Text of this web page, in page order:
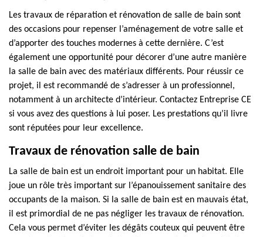
Les travaux de réparation et rénovation de salle de bain sont
des occasions pour repenser l’aménagement de votre salle et
d’apporter des touches modernes à cette dernière. C’est
également une opportunité pour décorer d’une autre manière
la salle de bain avec des matériaux différents. Pour réussir ce
projet, il est recommandé de s’adresser à un professionnel,
notamment à un architecte d’intérieur. Contactez Entreprise CE
si vous avez des questions à lui poser. Les prestations qu’il livre
sont réputées pour leur excellence.
Travaux de rénovation salle de bain
La salle de bain est un endroit important pour un habitat. Elle
joue un rôle très important sur l’épanouissement sanitaire des
occupants de la maison. Si la salle de bain est en mauvais état,
il est primordial de ne pas négliger les travaux de rénovation.
Cela vous permet d’éviter les dégâts couteux qui peuvent être